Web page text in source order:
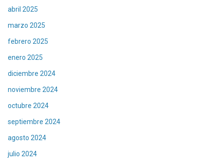
abril 2025
marzo 2025
febrero 2025
enero 2025
diciembre 2024
noviembre 2024
octubre 2024
septiembre 2024
agosto 2024
julio 2024